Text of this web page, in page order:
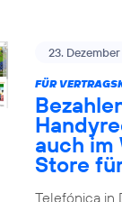
23.
FÜR
auch im
Store
Telefónica in